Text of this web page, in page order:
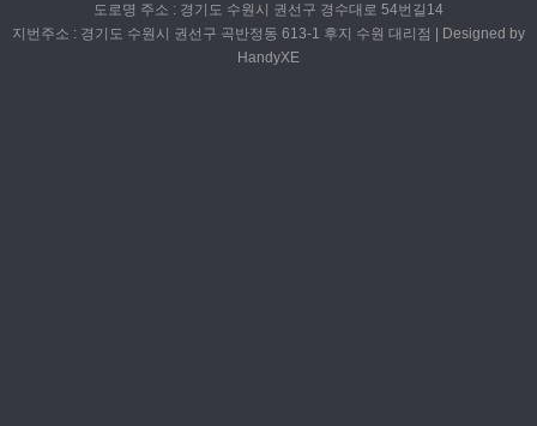
도로명 주소 : 경기도 수원시 권선구 경수대로 54번길14
지번주소 : 경기도 수원시 권선구 곡반정동 613-1 후지 수원 대리점 | Designed by
HandyXE